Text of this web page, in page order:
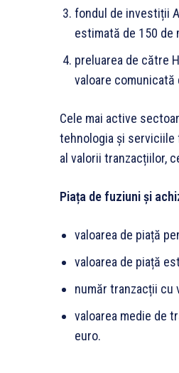
fondul de investiții
estimată de 150 de
preluarea de către
valoare comunicată
Cele mai active
tehnologia și serviciile
al valorii tranzacțiilor,
Piața de fuziuni și
valoarea de piață
valoarea de piață
număr tranzacții cu
valoarea medie de
euro.